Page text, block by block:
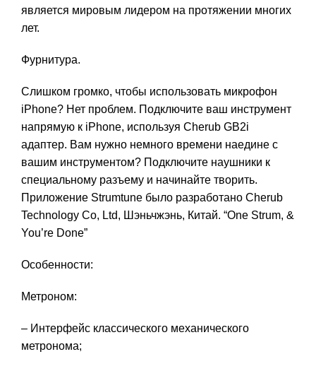
является мировым лидером на протяжении многих
лет.
Фурнитура.
Слишком громко, чтобы использовать микрофон
iPhone? Нет проблем. Подключите ваш инструмент
напрямую к iPhone, используя Cherub GB2i
адаптер. Вам нужно немного времени наедине с
вашим инструментом? Подключите наушники к
специальному разъему и начинайте творить.
Приложение Strumtune было разработано Cherub
Technology Co, Ltd, Шэньчжэнь, Китай. “One Strum, &
You’re Done”
Особенности:
Метроном:
– Интерфейс классического механического
метронома;